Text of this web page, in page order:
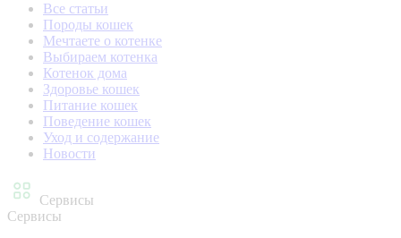
Все статьи
Породы кошек
Мечтаете о котенке
Выбираем котенка
Котенок дома
Здоровье кошек
Питание кошек
Поведение кошек
Уход и содержание
Новости
Сервисы
Сервисы